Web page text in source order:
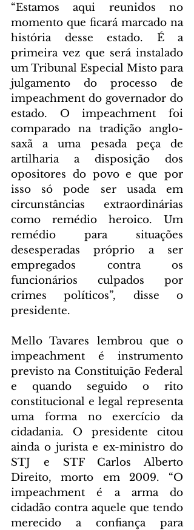
“Estamos aqui reunidos no
momento que ficará marcado na
história desse estado. É a
primeira vez que será instalado
um Tribunal Especial Misto para
julgamento do processo de
impeachment do governador do
estado. O impeachment foi
comparado na tradição anglo-
saxã a uma pesada peça de
artilharia a disposição dos
opositores do povo e que por
isso só pode ser usada em
circunstâncias extraordinárias
como remédio heroico. Um
remédio para situações
desesperadas próprio a ser
empregados contra os
funcionários culpados por
crimes políticos”, disse o
presidente.
Mello Tavares lembrou que o
impeachment é instrumento
previsto na Constituição Federal
e quando seguido o rito
constitucional e legal representa
uma forma no exercício da
cidadania. O presidente citou
ainda o jurista e ex-ministro do
STJ e STF Carlos Alberto
Direito, morto em 2009. “O
impeachment é a arma do
cidadão contra aquele que tendo
merecido a confiança para